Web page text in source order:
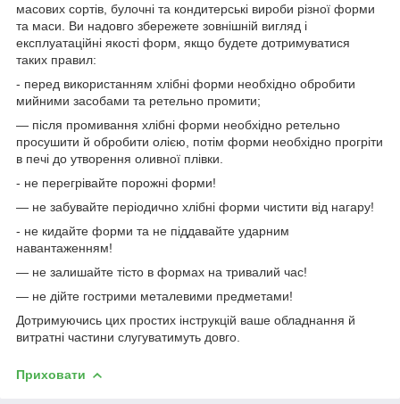
масових сортів, булочні та кондитерські вироби різної форми
та маси. Ви надовго збережете зовнішній вигляд і
експлуатаційні якості форм, якщо будете дотримуватися
таких правил:
- перед використанням хлібні форми необхідно обробити
мийними засобами та ретельно промити;
— після промивання хлібні форми необхідно ретельно
просушити й обробити олією, потім форми необхідно прогріти
в печі до утворення оливної плівки.
- не перегрівайте порожні форми!
— не забувайте періодично хлібні форми чистити від нагару!
- не кидайте форми та не піддавайте ударним
навантаженням!
— не залишайте тісто в формах на тривалий час!
— не дійте гострими металевими предметами!
Дотримуючись цих простих інструкцій ваше обладнання й
витратні частини слугуватимуть довго.
Приховати